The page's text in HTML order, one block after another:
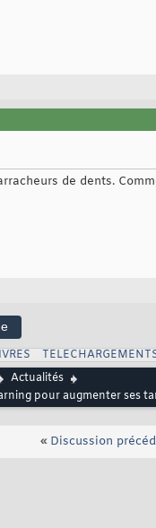
de dents.
Actualités
pour augmenter ses
« Discussion